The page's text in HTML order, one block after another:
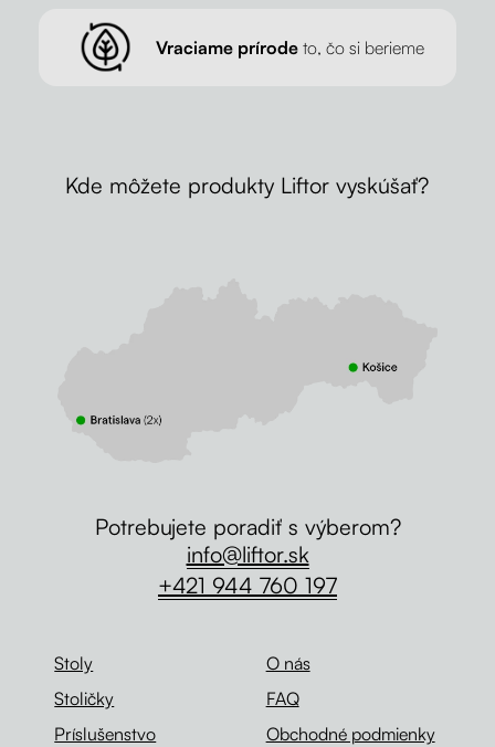
Vraciame prírodeto, čo si berieme
Kde môžete produkty Liftor vyskúšať?
Stoly
Stoličky
Príslušenstvo
O nás
FAQ
Obchodné podmienky
Potrebujete poradiť s výberom?
info@liftor.sk
+421 944 760 197